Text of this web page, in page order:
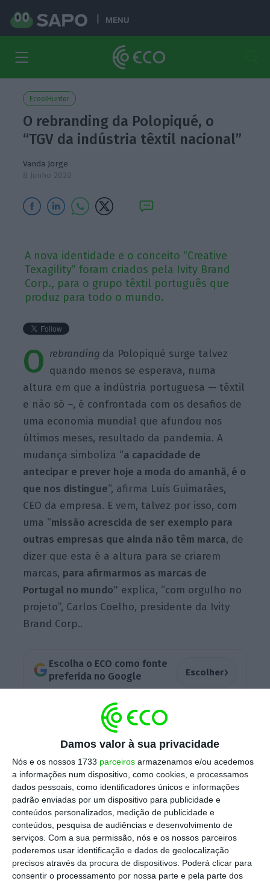
Damos valor à sua privacidade
Nós e os nossos 1733 parceiros armazenamos e/ou acedemos
a informações num dispositivo, como cookies, e processamos
dados pessoais, como identificadores únicos e informações
padrão enviadas por um dispositivo para publicidade e
conteúdos personalizados, medição de publicidade e
conteúdos, pesquisa de audiências e desenvolvimento de
serviços. Com a sua permissão, nós e os nossos parceiros
poderemos usar identificação e dados de geolocalização
precisos através da procura de dispositivos. Poderá clicar para
consentir o processamento por nossa parte e pela parte dos
MENU
EcoolHunter
O rebranding da Polopiqué, o
“TGV da indústria têxtil nacional”
Vanda Jorge
8 Junho 2020
A nova identidade e o conceito “Creative
Texagility” foram criados pela Ivity Brand
Corp., para o grupo têxtil português que
produz para todo o mundo.
O rebranding da Polopiqué surge talvez
quando menos se esperava, numa
altura em que a indústria portuguesa — têxtil
e não só –, é confrontada com os desafios de
uma economia mundial que afundou nos
últimos meses, resultado da pandemia. A
mudança simboliza “a capacidade de
antecipar e prever hoje a moda do amanhã, é o
que nos distingue“, afirma Luís Guimarães,
CEO da empresa. E vem, talvez por isso, com
uma “missão acrescida de ser exemplo para
outras empresas que ainda não têm marca, de
dizer que esta é a altura para se criarem
marcas, para afirmarmos as marcas de
Portugal no mundo” explica, “com orgulho no
projeto”, Carlos Coelho, presidente da Ivity
Brand Corp..
Escolha o ECO como fonte
preferida no Google
Escolher›
Para Luís Guimarães, a mudança simboliza
capacidade de antecipar. Hoje estamos aqui,
amanhã podemos estar em qualquer lugar.
Despertos. Acordados. E sempre orgulhosos
de Portugal”
explica o CEO de um dos maiores
grupos têxteis nacionais e dos poucos
verticais no mundo, com produção desde a
fibra à peça acabada. Um grupo que fatura
110 milhões de euros e dá emprego a cerca
de mil pessoas, que considera da família.